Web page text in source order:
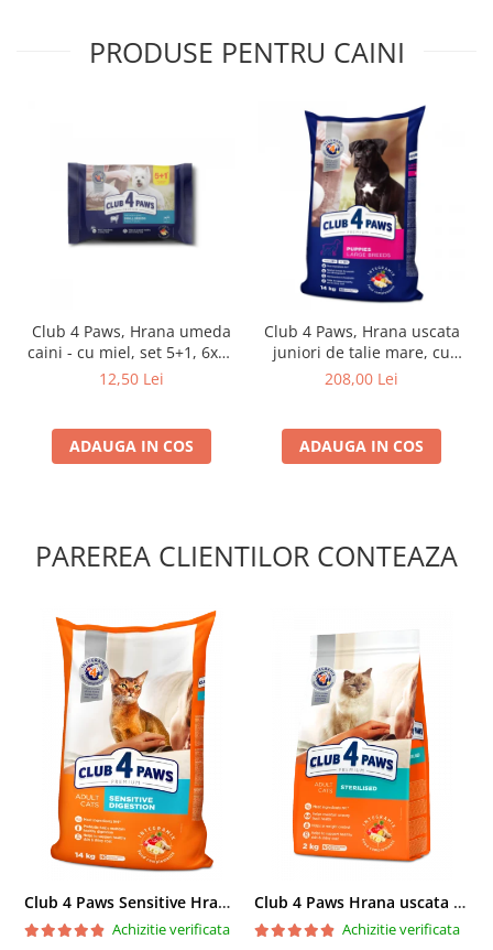
PRODUSE PENTRU CAINI
Club 4 Paws, Hrana umeda
caini - cu miel, set 5+1, 6x80
g
12,50 Lei
ADAUGA IN COS
Club 4 Paws, Hrana uscata
juniori de talie mare, cu
pui, 14kg
208,00 Lei
ADAUGA IN COS
PAREREA CLIENTILOR CONTEAZA
Club 4 Paws Sensitive Hrana uscata pisici adulte, 14kg
Achizitie verificata
Club 4 Paws Hrana uscata pisici sterilizate, 2kg
Achizitie verificata